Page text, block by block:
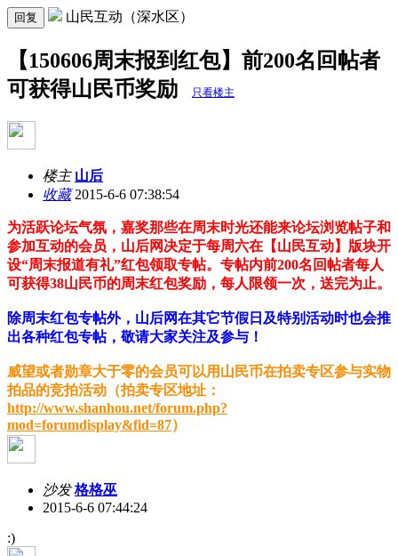
回复 山民互动（深水区）
【150606周末报到红包】前200名回帖者
可获得山民币奖励
只看楼主
楼主 山后
收藏2015-6-6 07:38:54
为活跃论坛气氛，嘉奖那些在周末时光还能来论坛浏览帖子和
参加互动的会员，山后网决定于每周六在【山民互动】版块开
设“周末报道有礼”红包领取专帖。专帖内前200名回帖者每人
可获得38山民币的周末红包奖励，每人限领一次，送完为止。
除周末红包专帖外，山后网在其它节假日及特别活动时也会推
出各种红包专帖，敬请大家关注及参与！
威望或者勋章大于零的会员可以用山民币在拍卖专区参与实物
拍品的竞拍活动（拍卖专区地址：
http://www.shanhou.net/forum.php?
mod=forumdisplay&fid=87）
沙发 格格巫
2015-6-6 07:44:24
:)